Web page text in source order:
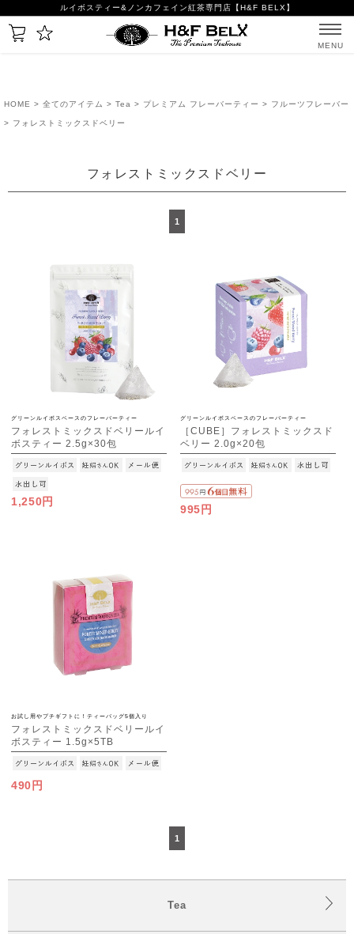
ルイボスティー&ノンカフェイン紅茶専門店【H&F BELX】
MENU
HOME > 全てのアイテム > Tea > プレミアム フレーバーティー > フルーツフレーバー
> フォレストミックスドベリー
フォレストミックスドベリー
1
グリーンルイボスベースのフレーバーティー
フォレストミックスドベリールイ
ボスティー 2.5g×30包
[M便 1/3]
1,250円
グリーンルイボスベースのフレーバーティー
［CUBE］フォレストミックスド
ベリー 2.0g×20包
995円
お試し用やプチギフトに！ティーバッグ5個入り
フォレストミックスドベリールイ
ボスティー 1.5g×5TB
[M便 1/15]
490円
1
Tea